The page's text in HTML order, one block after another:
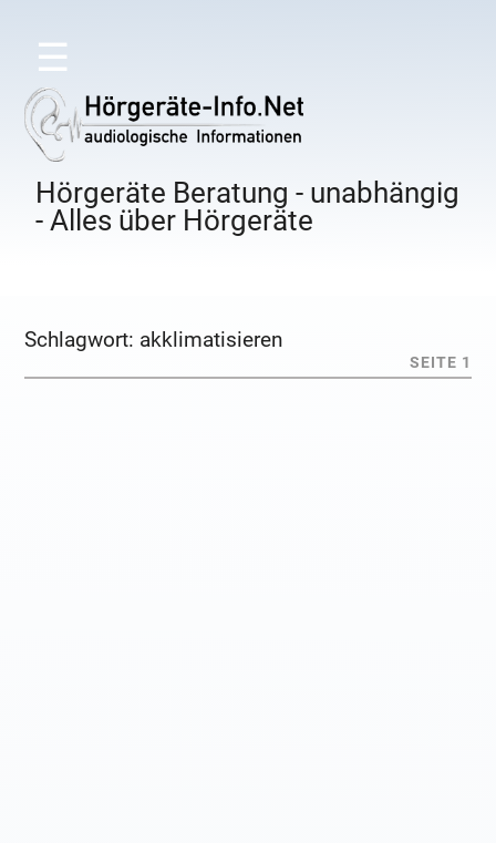
☰
Hörgeräte Beratung - unabhängig
- Alles über Hörgeräte
Schlagwort: akklimatisieren
SEITE 1